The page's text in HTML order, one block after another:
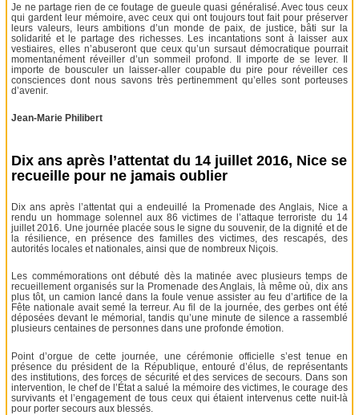
Je ne partage rien de ce foutage de gueule quasi généralisé. Avec tous ceux
qui gardent leur mémoire, avec ceux qui ont toujours tout fait pour préserver
leurs valeurs, leurs ambitions d’un monde de paix, de justice, bâti sur la
solidarité et le partage des richesses. Les incantations sont à laisser aux
vestiaires, elles n’abuseront que ceux qu’un sursaut démocratique pourrait
momentanément réveiller d’un sommeil profond. Il importe de se lever. Il
importe de bousculer un laisser-aller coupable du pire pour réveiller ces
consciences dont nous savons très pertinemment qu’elles sont porteuses
d’avenir.
Jean-Marie Philibert
Dix ans après l’attentat du 14 juillet 2016, Nice se
recueille pour ne jamais oublier
Dix ans après l’attentat qui a endeuillé la Promenade des Anglais, Nice a
rendu un hommage solennel aux 86 victimes de l’attaque terroriste du 14
juillet 2016. Une journée placée sous le signe du souvenir, de la dignité et de
la résilience, en présence des familles des victimes, des rescapés, des
autorités locales et nationales, ainsi que de nombreux Niçois.
Les commémorations ont débuté dès la matinée avec plusieurs temps de
recueillement organisés sur la Promenade des Anglais, là même où, dix ans
plus tôt, un camion lancé dans la foule venue assister au feu d’artifice de la
Fête nationale avait semé la terreur. Au fil de la journée, des gerbes ont été
déposées devant le mémorial, tandis qu’une minute de silence a rassemblé
plusieurs centaines de personnes dans une profonde émotion.
Point d’orgue de cette journée, une cérémonie officielle s’est tenue en
présence du président de la République, entouré d’élus, de représentants
des institutions, des forces de sécurité et des services de secours. Dans son
intervention, le chef de l’État a salué la mémoire des victimes, le courage des
survivants et l’engagement de tous ceux qui étaient intervenus cette nuit-là
pour porter secours aux blessés.